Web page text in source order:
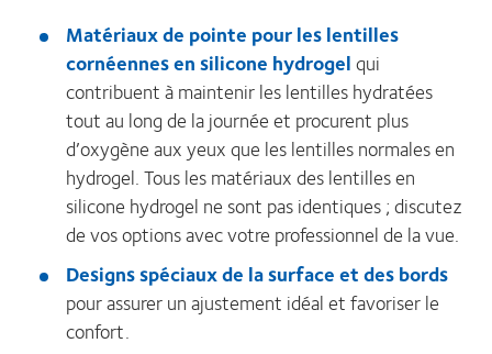
Matériaux de pointe pour les lentilles
cornéennes en silicone hydrogelqui
contribuent à maintenir les lentilles hydratées
tout au long de la journée et procurent plus
d’oxygène aux yeux que les lentilles normales en
hydrogel. Tous les matériaux des lentilles en
silicone hydrogel ne sont pas identiques ; discutez
de vos options avec votre professionnel de la vue.
Designs spéciaux de la surface et des bords
pour assurer un ajustement idéal et favoriser le
confort.